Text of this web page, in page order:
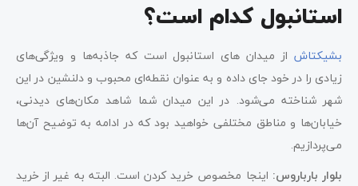
استانبول کدام است؟
بشیکتاش از میدان های استانبول است که جاذبه‌ها و ویژگی‌های
زیادی را در خود جای داده و به عنوان نقطه‌ای محبوب و دلنشین در این
شهر شناخته می‌شود. در این میدان شما شاهد مکان‌های دیدنی،
خیابان‌ها و مناطق مختلفی خواهید بود که در ادامه به توضیح آن‌ها
می‌پردازیم.
بلوار بارباروس: اینجا مخصوص خرید کردن است. البته به غیر از خرید